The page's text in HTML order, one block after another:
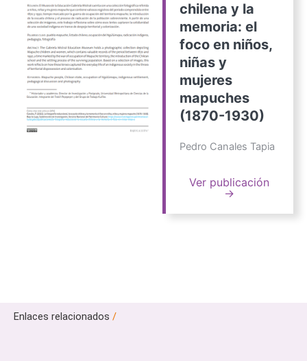
chilena y la
memoria: el
foco en niños,
niñas y
mujeres
mapuches
(1870-1930)
Pedro Canales Tapia
Ver publicación
→
Enlaces relacionados /